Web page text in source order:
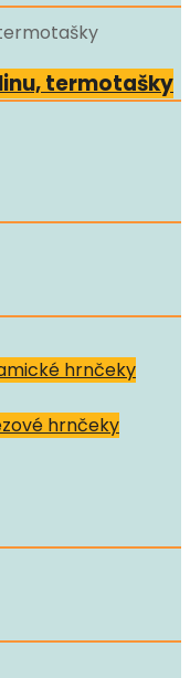
termotašky
hrnčeky
hrnčeky